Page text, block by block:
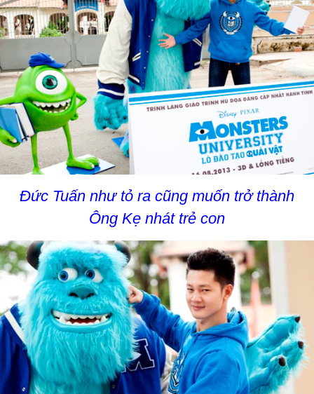
Đức Tuấn như tỏ ra cũng muốn trở thành
Ông Kẹ nhát trẻ con